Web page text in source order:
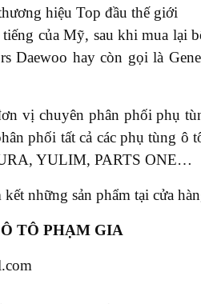
hiệu Top đầu thế giới
của Mỹ, sau khi mua lại
Daewoo hay còn gọi là
vị chuyên phân phối phụ
phối tất cả các phụ
YULIM, PARTS ONE…
kết những sản phẩm tại cửa
TÔ PHẠM GIA